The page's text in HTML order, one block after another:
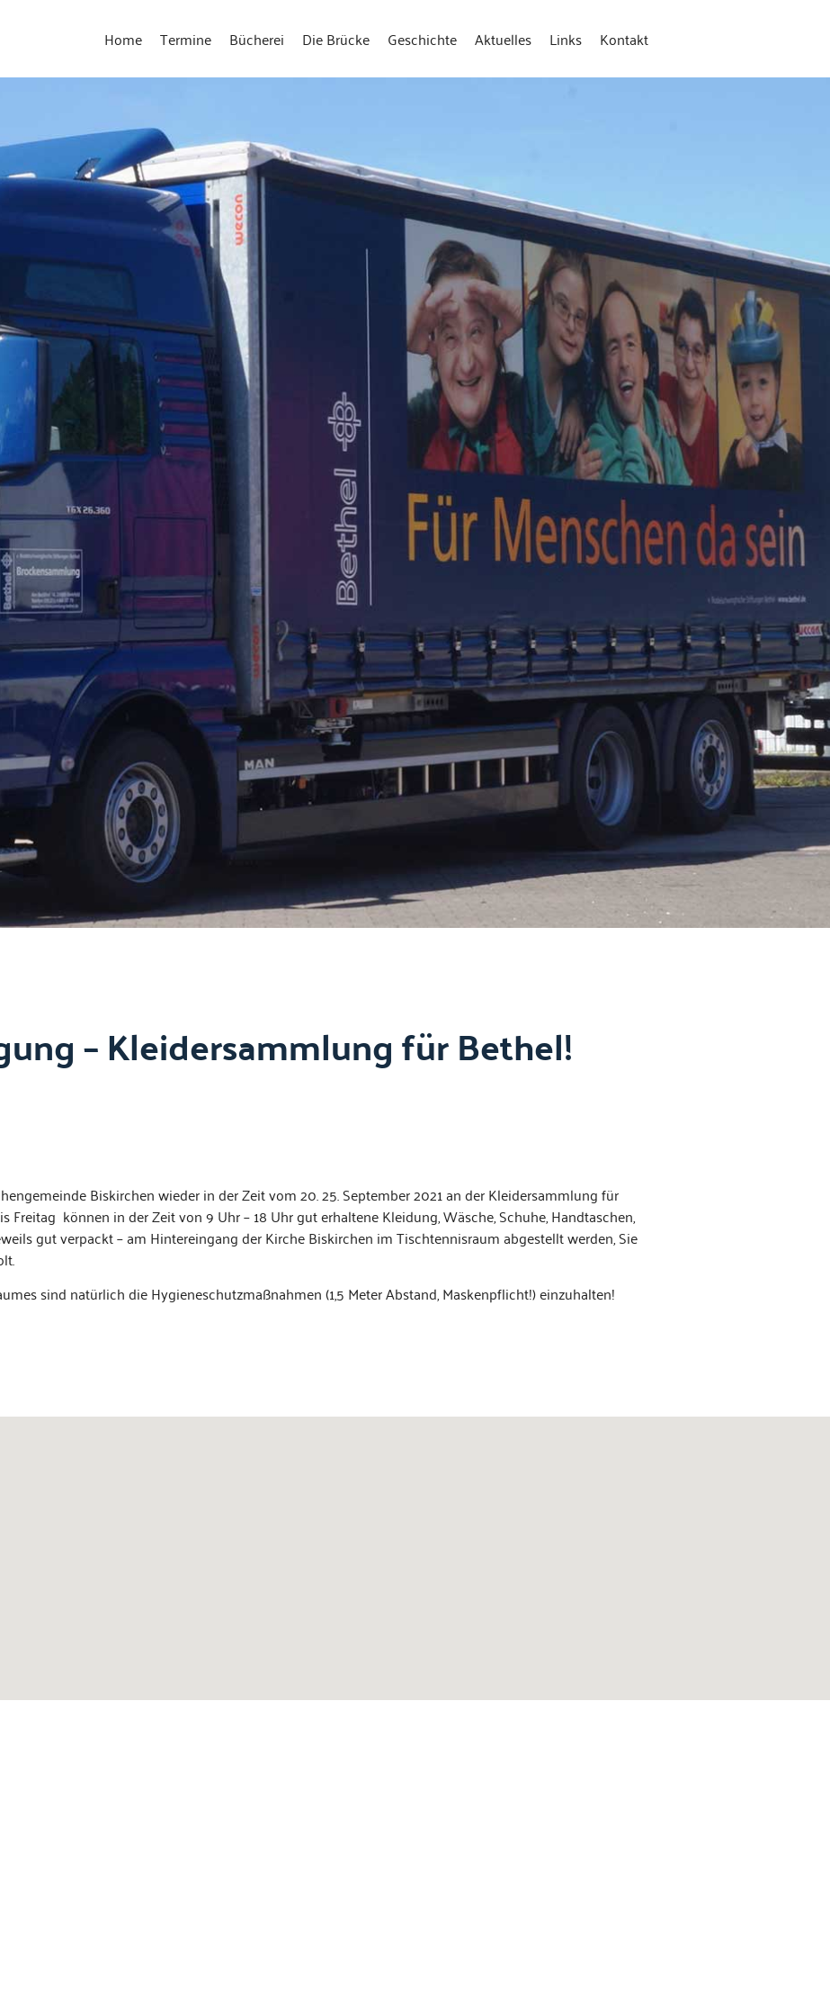
Home Termine Bücherei Die Brücke Geschichte Aktuelles Links Kontakt
– Kleidersammlung für Bethel!
Biskirchen wieder in der Zeit vom 20. 25. Sep­tem­ber 2021 an der Klei­der­samm­lung für
Fre­itag kön­nen in der Zeit von 9 Uhr – 18 Uhr gut erhal­tene Klei­dung, Wäsche, Schuhe, Hand­taschen,
gut ver­packt – am Hin­terein­gang der Kirche Biskirchen im Tis­chten­nis­raum abgestellt wer­den, Sie
sind natür­lich die Hygien­eschutz­maß­nah­men (1,5 Meter Abstand, Maskenpflicht!) einzuhalten!